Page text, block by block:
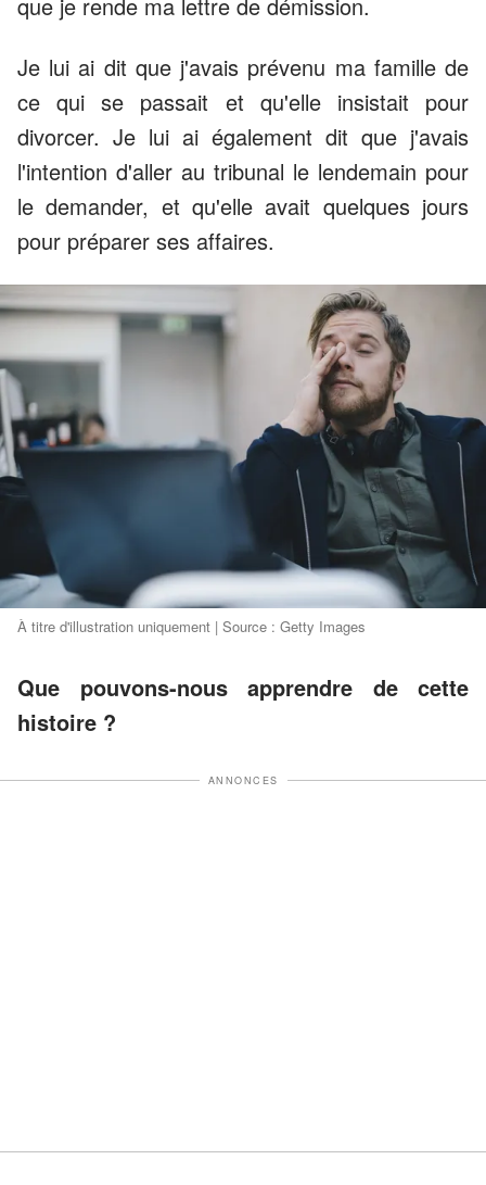
Je lui ai dit que j'avais prévenu ma famille de
ce qui se passait et qu'elle insistait pour
divorcer. Je lui ai également dit que j'avais
l'intention d'aller au tribunal le lendemain pour
le demander, et qu'elle avait quelques jours
pour préparer ses affaires.
À titre d'illustration uniquement | Source : Getty Images
Que pouvons-nous apprendre de cette
histoire ?
ANNONCES